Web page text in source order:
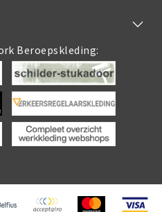
Beroepskleding: